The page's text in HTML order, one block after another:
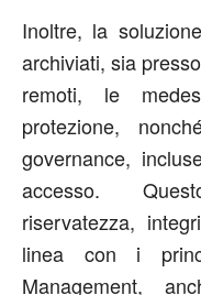
Inoltre, la
archiviati, sia
remoti, le
protezione,
governance,
accesso.
riservatezza,
linea con i
Management,